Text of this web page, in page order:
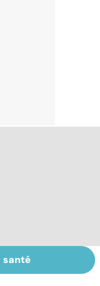
des
: que
santé